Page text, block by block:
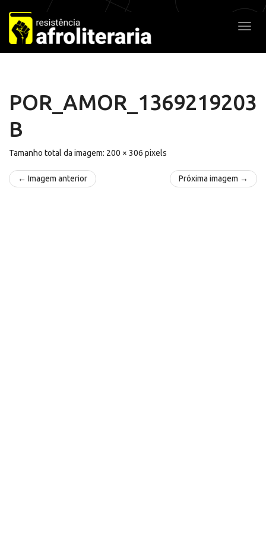
Pular
para
o
conteúdo
POR_AMOR_1369219203
B
Tamanho total da imagem: 200 × 306 pixels
← Imagem anterior Próxima imagem →